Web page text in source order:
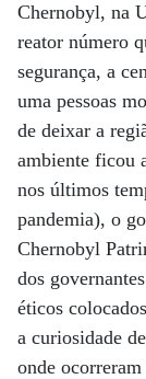
Chernobyl, na
reator número
segurança, a
uma pessoas
de deixar a
ambiente ficou
nos últimos
pandemia), o
Chernobyl
dos
éticos
a curiosidade
onde